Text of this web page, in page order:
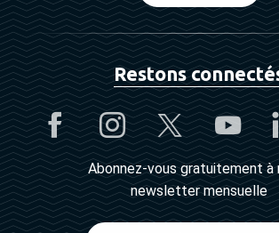
Restons
Abonnez-vous gratuitement à
newsletter mensuelle